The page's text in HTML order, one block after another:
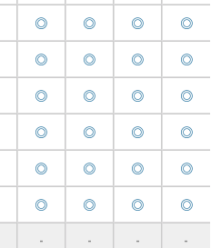
◎ ◎ ◎ ◎
◎ ◎ ◎ ◎
◎ ◎ ◎ ◎
◎ ◎ ◎ ◎
◎ ◎ ◎ ◎
◎ ◎ ◎ ◎
- - - -